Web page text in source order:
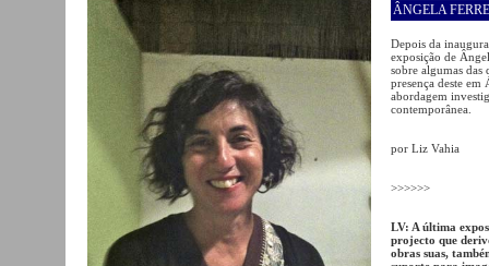
ÂNGELA
Depois da
exposição de
sobre algumas das
presença deste
abordagem
contemporânea.
por Liz Vahia
>>>>>>
LV: A última
projecto que
obras suas,